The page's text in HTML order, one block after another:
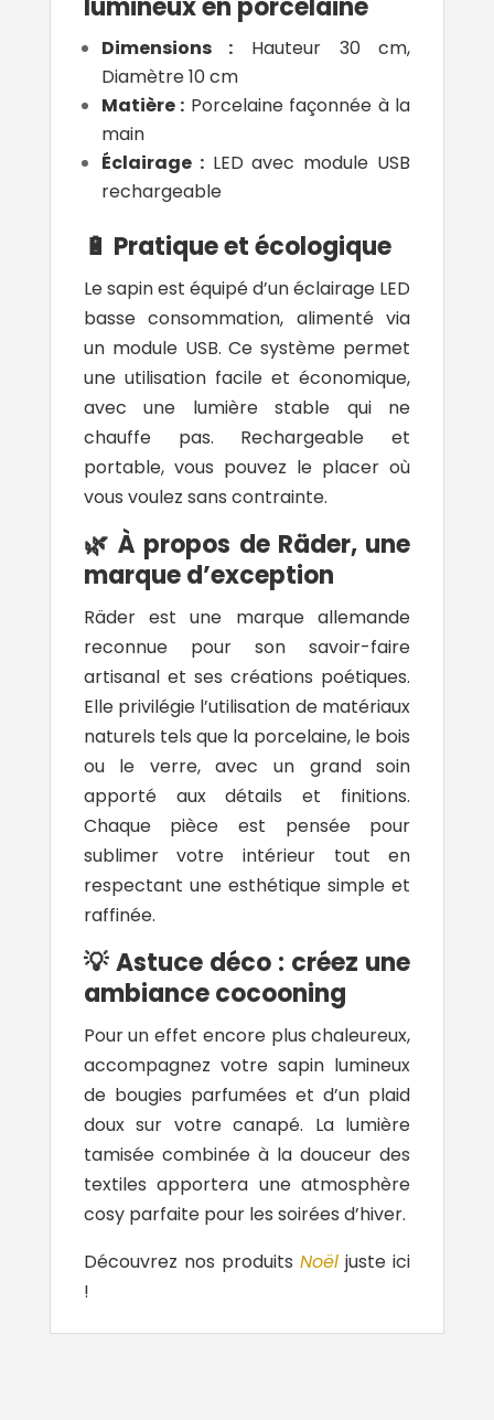
lumineux en porcelaine
Dimensions : Hauteur 30 cm,
Diamètre 10 cm
Matière : Porcelaine façonnée à la
main
Éclairage :LED avec module USB
rechargeable
🔋 Pratique et écologique
Le sapin est équipé d’un éclairage LED
basse consommation, alimenté via
un module USB. Ce système permet
une utilisation facile et économique,
avec une lumière stable qui ne
chauffe pas. Rechargeable et
portable, vous pouvez le placer où
vous voulez sans contrainte.
🌿 À propos de Räder, une
marque d’exception
Räderest une marque allemande
reconnue pour son savoir-faire
artisanal et ses créations poétiques.
Elle privilégie l’utilisation de matériaux
naturels tels que la porcelaine, le bois
ou le verre, avec un grand soin
apporté aux détails et finitions.
Chaque pièce est pensée pour
sublimer votre intérieur tout en
respectant une esthétique simple et
raffinée.
💡 Astuce déco : créez une
ambiance cocooning
Pour un effet encore plus chaleureux,
accompagnez votre sapin lumineux
de bougies parfumées et d’un plaid
doux sur votre canapé. La lumière
tamisée combinée à la douceur des
textiles apportera une atmosphère
cosy parfaite pour les soirées d’hiver.
Découvrez nos produitsNoël juste ici
!